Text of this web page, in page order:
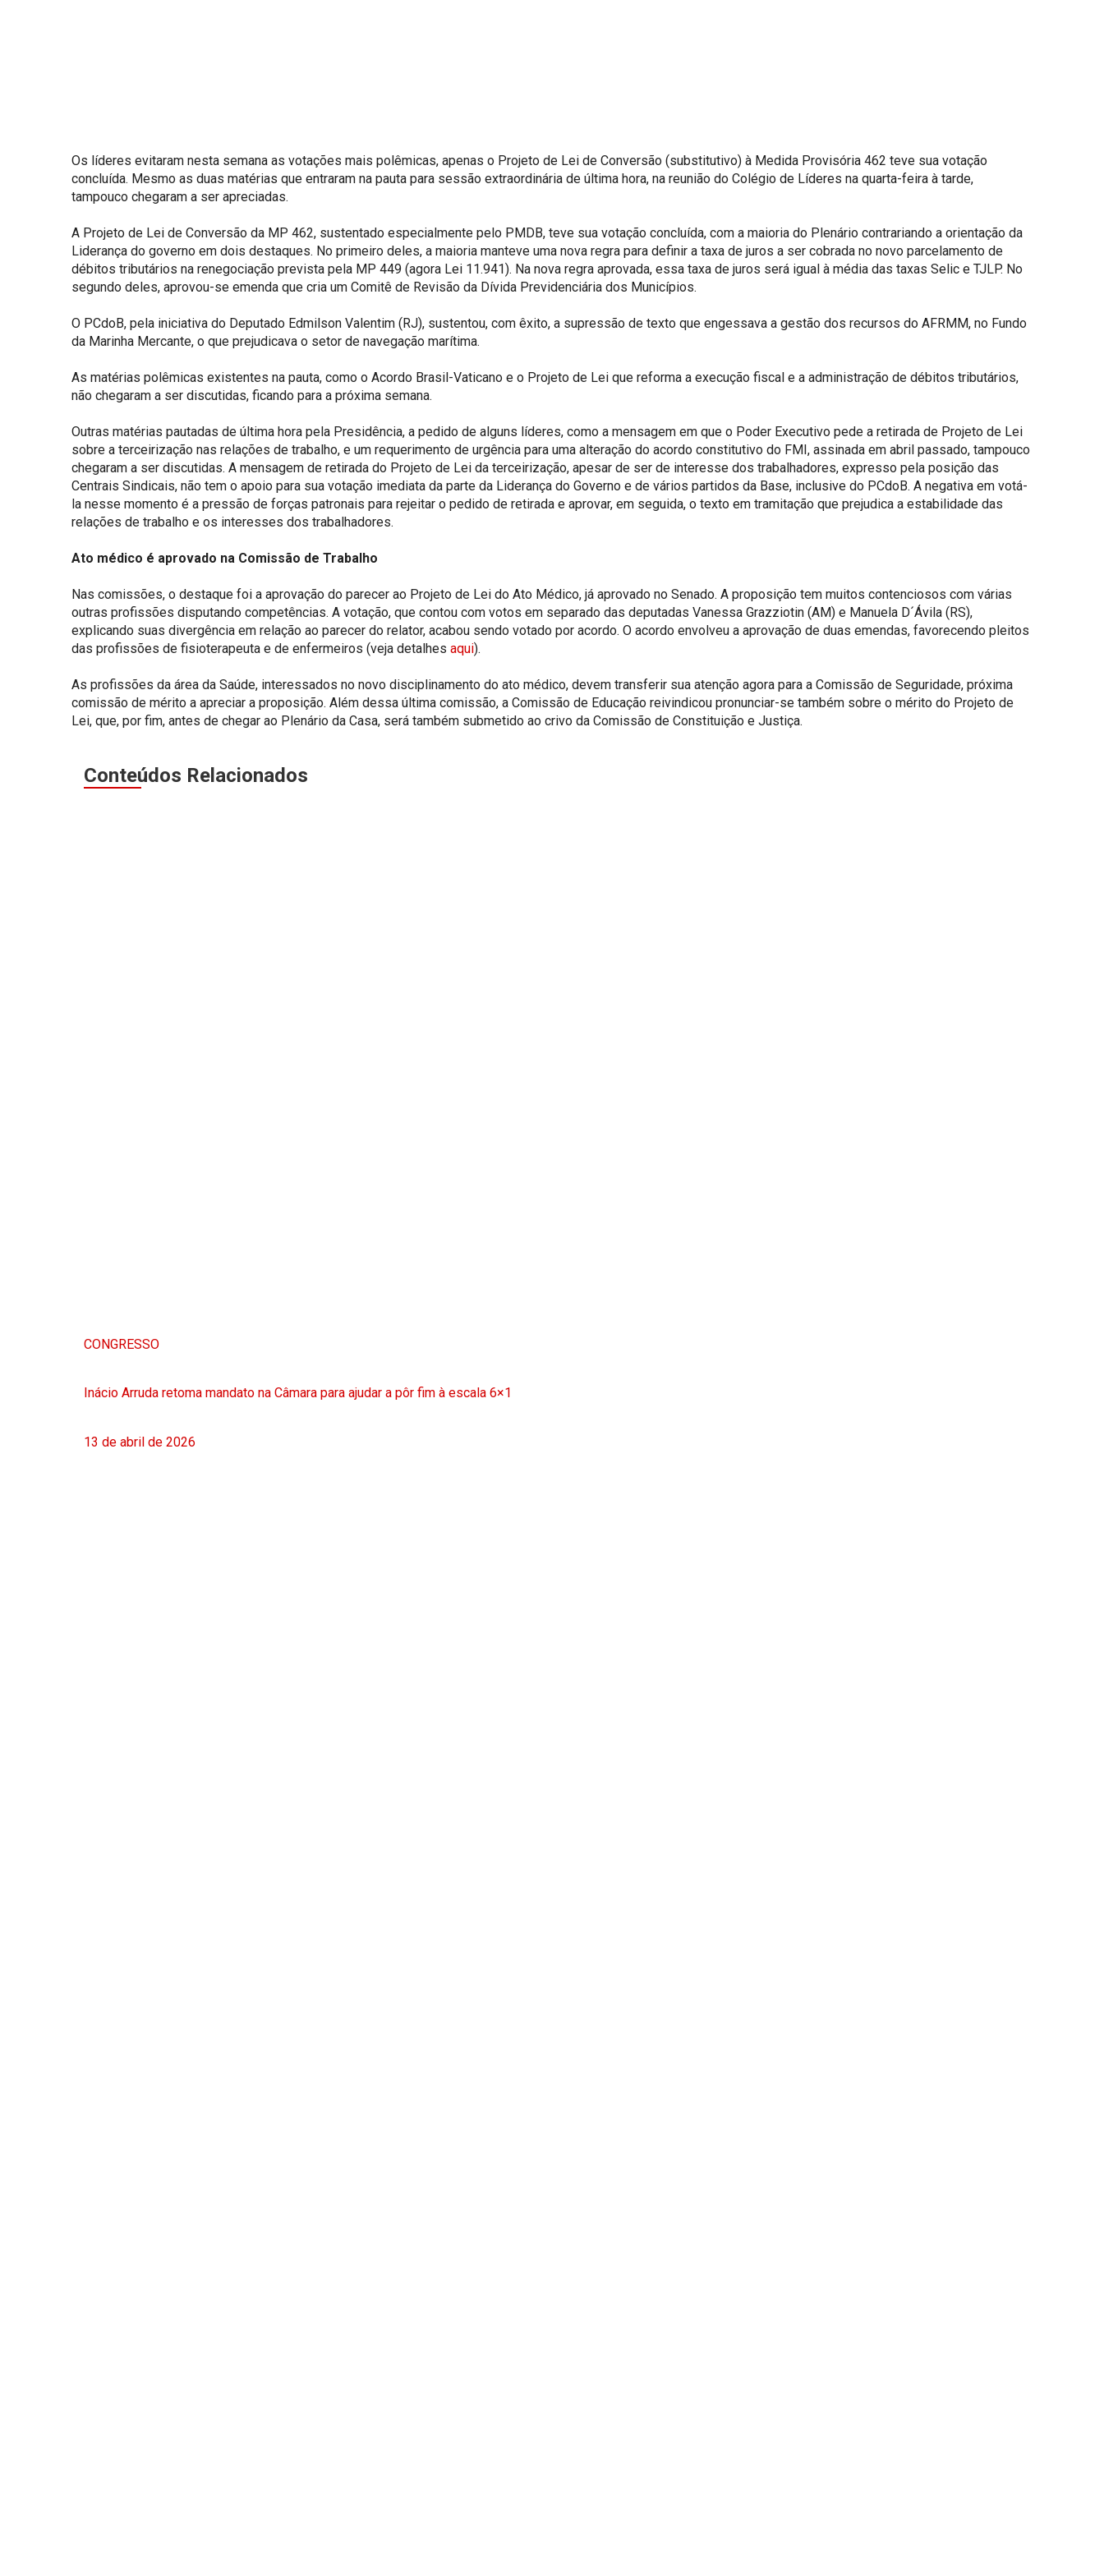
Os líderes evitaram nesta semana as votações mais polêmicas, apenas o Projeto de Lei de Conversão (substitutivo) à Medida Provisória 462 teve sua votação
concluída. Mesmo as duas matérias que entraram na pauta para sessão extraordinária de última hora, na reunião do Colégio de Líderes na quarta-feira à tarde,
tampouco chegaram a ser apreciadas.
A Projeto de Lei de Conversão da MP 462, sustentado especialmente pelo PMDB, teve sua votação concluída, com a maioria do Plenário contrariando a orientação da
Liderança do governo em dois destaques. No primeiro deles, a maioria manteve uma nova regra para definir a taxa de juros a ser cobrada no novo parcelamento de
débitos tributários na renegociação prevista pela MP 449 (agora Lei 11.941). Na nova regra aprovada, essa taxa de juros será igual à média das taxas Selic e TJLP. No
segundo deles, aprovou-se emenda que cria um Comitê de Revisão da Dívida Previdenciária dos Municípios.
O PCdoB, pela iniciativa do Deputado Edmilson Valentim (RJ), sustentou, com êxito, a supressão de texto que engessava a gestão dos recursos do AFRMM, no Fundo
da Marinha Mercante, o que prejudicava o setor de navegação marítima.
As matérias polêmicas existentes na pauta, como o Acordo Brasil-Vaticano e o Projeto de Lei que reforma a execução fiscal e a administração de débitos tributários,
não chegaram a ser discutidas, ficando para a próxima semana.
Outras matérias pautadas de última hora pela Presidência, a pedido de alguns líderes, como a mensagem em que o Poder Executivo pede a retirada de Projeto de Lei
sobre a terceirização nas relações de trabalho, e um requerimento de urgência para uma alteração do acordo constitutivo do FMI, assinada em abril passado, tampouco
chegaram a ser discutidas. A mensagem de retirada do Projeto de Lei da terceirização, apesar de ser de interesse dos trabalhadores, expresso pela posição das
Centrais Sindicais, não tem o apoio para sua votação imediata da parte da Liderança do Governo e de vários partidos da Base, inclusive do PCdoB. A negativa em votá-
la nesse momento é a pressão de forças patronais para rejeitar o pedido de retirada e aprovar, em seguida, o texto em tramitação que prejudica a estabilidade das
relações de trabalho e os interesses dos trabalhadores.
Ato médico é aprovado na Comissão de Trabalho
Nas comissões, o destaque foi a aprovação do parecer ao Projeto de Lei do Ato Médico, já aprovado no Senado. A proposição tem muitos contenciosos com várias
outras profissões disputando competências. A votação, que contou com votos em separado das deputadas Vanessa Grazziotin (AM) e Manuela D´Ávila (RS),
explicando suas divergência em relação ao parecer do relator, acabou sendo votado por acordo. O acordo envolveu a aprovação de duas emendas, favorecendo pleitos
das profissões de fisioterapeuta e de enfermeiros (veja detalhes aqui).
As profissões da área da Saúde, interessados no novo disciplinamento do ato médico, devem transferir sua atenção agora para a Comissão de Seguridade, próxima
comissão de mérito a apreciar a proposição. Além dessa última comissão, a Comissão de Educação reivindicou pronunciar-se também sobre o mérito do Projeto de
Lei, que, por fim, antes de chegar ao Plenário da Casa, será também submetido ao crivo da Comissão de Constituição e Justiça.
Conteúdos Relacionados
CONGRESSO
Inácio Arruda retoma mandato na Câmara para ajudar a pôr fim à escala 6×1
13 de abril de 2026